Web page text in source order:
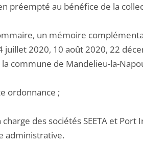
préempté au bénéfice de la
un mémoire
juillet 2020, 10 août 2020, 22
commune de Mandelieu-la-
ordonnance ;
des sociétés SEETA et
administrative.